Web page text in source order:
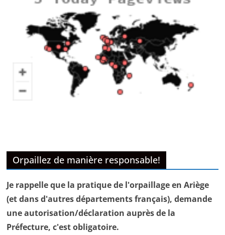
Orpaillez de manière responsable!
Je rappelle que la pratique de l'orpaillage en Ariège
(et dans d'autres départements français), demande
une autorisation/déclaration auprès de la
Préfecture, c'est obligatoire.